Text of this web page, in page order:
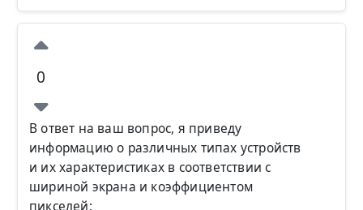
0
В ответ на ваш вопрос, я приведу
информацию о различных типах устройств
и их характеристиках в соответствии с
шириной экрана и коэффициентом
пикселей: